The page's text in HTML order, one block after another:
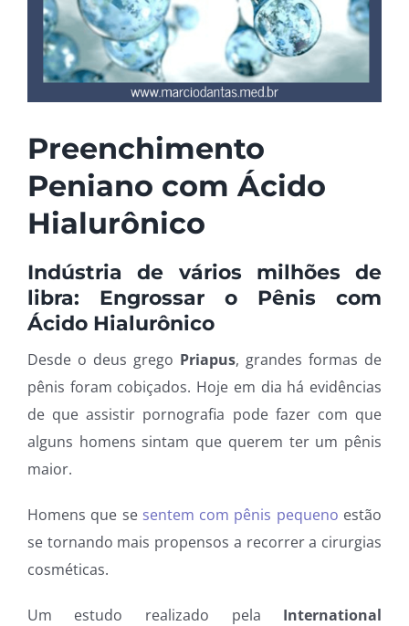
Preenchimento
Peniano com Ácido
Hialurônico
Indústria de vários milhões de
libra: Engrossar o Pênis com
Ácido Hialurônico
Desde o deus grego Priapus, grandes formas de
pênis foram cobiçados. Hoje em dia há evidências
de que assistir pornografia pode fazer com que
alguns homens sintam que querem ter um pênis
maior.
Homens que se sentem com pênis pequeno estão
se tornando mais propensos a recorrer a cirurgias
cosméticas.
Um estudo realizado pela International